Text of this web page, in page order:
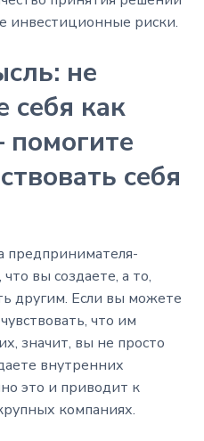
инвестиционные риски.
не
себя как
себя
предпринимателя-
вы создаете, а то,
другим. Если вы можете
что им
значит, вы не просто
внутренних
это и приводит к
компаниях.